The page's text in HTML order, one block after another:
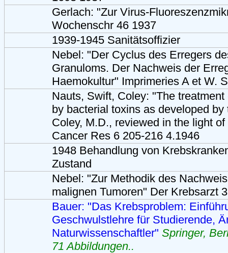
Gerlach: "Zur Virus-
Wochenschr 46 1937
1939-1945 Sanitätsoffizier
Nebel: "Der Cyclus des Erregers
Granuloms. Der Nachweis der
Haemokultur" Imprimeries A et W.
Nauts, Swift, Coley: "The
by bacterial toxins as developed
Coley, M.D., reviewed in the light
Cancer Res 6 205-216 4.1946
1948 Behandlung von
Zustand
Nebel: "Zur Methodik des
malignen Tumoren" Der Krebsarzt
Bauer: "Das Krebsproblem:
Geschwulstlehre für Studierende,
Naturwissenschaftler" Springer,
71 Abbildungen..